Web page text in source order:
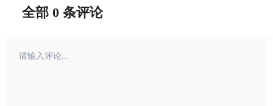
全部 0 条评论